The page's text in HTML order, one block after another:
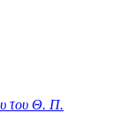
του Θ. Π.